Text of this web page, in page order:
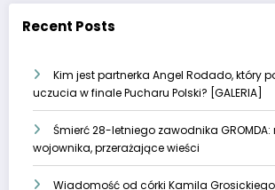
Recent Posts
Kim jest partnerka Angel Rodado, który
uczucia w finale Pucharu Polski? [GALERIA]
Śmierć 28-letniego zawodnika GROMDA:
wojownika, przerażające wieści
Wiadomość od córki Kamila Grosickiego